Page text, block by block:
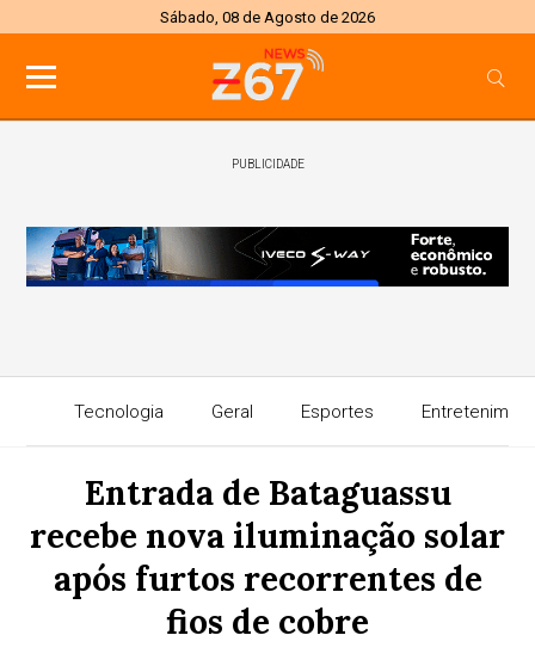
Sábado, 08 de Agosto de 2026
PUBLICIDADE
Tecnologia Geral Esportes
Entrada de Bataguassu
recebe nova iluminação solar
após furtos recorrentes de
fios de cobre